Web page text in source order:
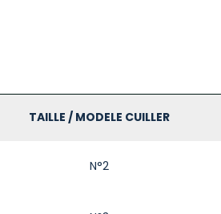
TAILLE / MODELE CUILLER
N°2